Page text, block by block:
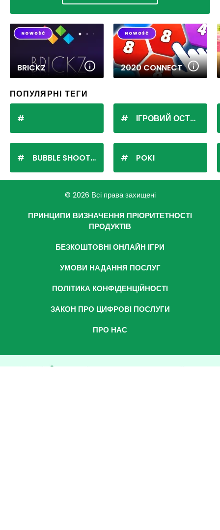
BRICKZ 2020 CONNECT
ПОПУЛЯРНІ ТЕГИ
BUBBLE SHOOTER
ІГРОВИЙ ОСТРІВ
POKI
© 2026 Всі права захищені
ПРИНЦИПИ ВИЗНАЧЕННЯ ПРІОРИТЕТНОСТІ
ПРОДУКТІВ
БЕЗКОШТОВНІ ОНЛАЙН ІГРИ
УМОВИ НАДАННЯ ПОСЛУГ
ПОЛІТИКА КОНФІДЕНЦІЙНОСТІ
ЗАКОН ПРО ЦИФРОВІ ПОСЛУГИ
ПРО НАС